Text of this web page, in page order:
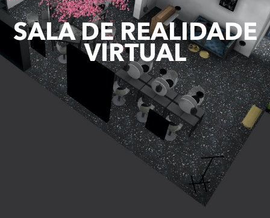
SALA DE REALIDADE
VIRTUAL